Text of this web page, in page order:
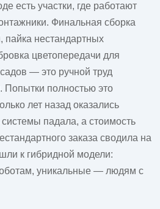
есть участки, где работают
Финальная сборка
нестандартных
цветопередачи для
— это ручной труд
Попытки полностью это
лет назад оказались
падала, а стоимость
заказа сводила на
к гибридной модели:
уникальные — людям с